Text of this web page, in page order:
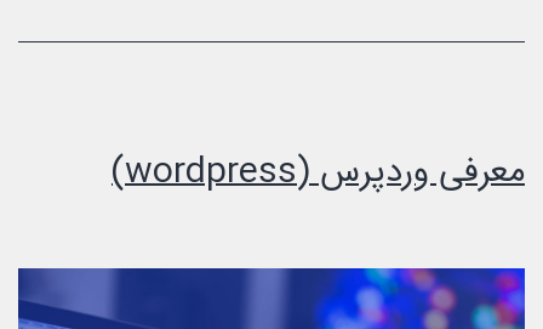
معرفی وردپرس (wordpress)